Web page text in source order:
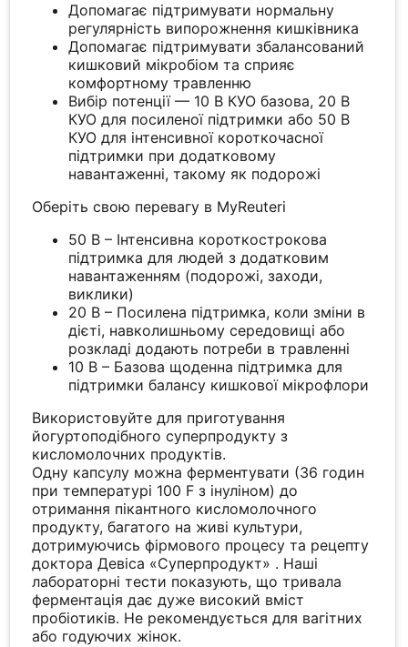
Допомагає підтримувати нормальну
регулярність випорожнення кишківника
Допомагає підтримувати збалансований
кишковий мікробіом та сприяє
комфортному травленню
Вибір потенції — 10 B КУО базова, 20 B
КУО для посиленої підтримки або 50 B
КУО для інтенсивної короткочасної
підтримки при додатковому
навантаженні, такому як подорожі
Оберіть свою перевагу в MyReuteri
50 B – Інтенсивна короткострокова
підтримка для людей з додатковим
навантаженням (подорожі, заходи,
виклики)
20 B – Посилена підтримка, коли зміни в
дієті, навколишньому середовищі або
розкладі додають потреби в травленні
10 B – Базова щоденна підтримка для
підтримки балансу кишкової мікрофлори
Використовуйте для приготування
йогуртоподібного суперпродукту з
кисломолочних продуктів.
Одну капсулу можна ферментувати (36 годин
при температурі 100 F з інуліном) до
отримання пікантного кисломолочного
продукту, багатого на живі культури,
дотримуючись фірмового процесу та рецепту
доктора Девіса «Суперпродукт» . Наші
лабораторні тести показують, що тривала
ферментація дає дуже високий вміст
пробіотиків. Не рекомендується для вагітних
або годуючих жінок.